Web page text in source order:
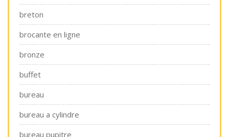
breton
brocante en ligne
bronze
buffet
bureau
bureau a cylindre
bureau pupitre